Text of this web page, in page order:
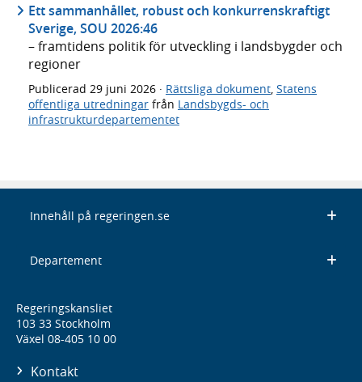
Ett sammanhållet, robust och konkurrenskraftigt
Sverige, SOU 2026:46
– framtidens politik för utveckling i landsbygder och
regioner
Publicerad 29 juni 2026 · Rättsliga dokument Statens
offentliga utredningar från Landsbygds- och
infrastrukturdepartementet
Innehåll på regeringen.se
Departement
Regeringskansliet
103 33 Stockholm
Växel 08-405 10 00
Kontakt